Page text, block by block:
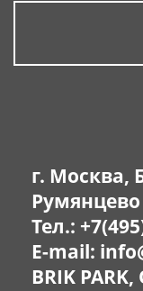
г. Москва,
Румянцево
Тел.:
E-mail:
BRIK PARK,